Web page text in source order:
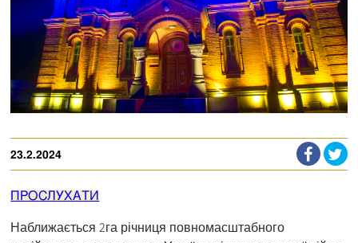
23.2.2024
ПРОСЛУХАТИ
Наближається 2га річниця повномасштабного